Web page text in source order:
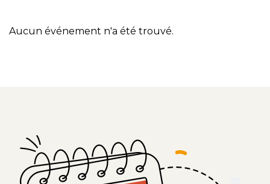
Aucun événement n'a été trouvé.